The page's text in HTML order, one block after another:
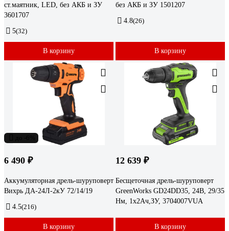
ст.маятник, LED, без АКБ и ЗУ
3601707
5(32)
В корзину
без АКБ и ЗУ 1501207
4.8(26)
В корзину
6 490 ₽
Аккумуляторная дрель-шуруповерт
Вихрь ДА-24Л-2кУ 72/14/19
4.5(216)
В корзину
12 639 ₽
Бесщеточная дрель-шуруповерт
GreenWorks GD24DD35, 24В, 29/35
Нм, 1x2Ач,ЗУ, 3704007VUA
В корзину